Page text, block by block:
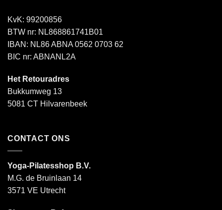
KvK: 99200856
BTW nr: NL868861741B01
IBAN: NL86 ABNA 0562 0703 62
BIC nr: ABNANL2A
Het Retouradres
Bukkumweg 13
5081 CT Hilvarenbeek
CONTACT ONS
Yoga-Pilatesshop B.V.
M.G. de Bruinlaan 14
3571 VE Utrecht